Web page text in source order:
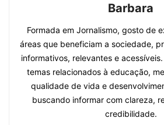
Barbara
Formada em Jornalismo, gosto de
áreas que beneficiam a sociedade,
informativos, relevantes e
temas relacionados à educação,
qualidade de vida e
buscando informar com clareza,
credibilidade.